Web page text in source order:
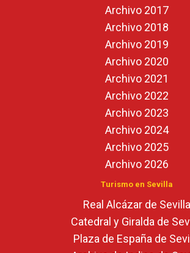
Archivo 2017
Archivo 2018
Archivo 2019
Archivo 2020
Archivo 2021
Archivo 2022
Archivo 2023
Archivo 2024
Archivo 2025
Archivo 2026
Turismo en Sevilla
Real Alcázar de Sevilla
Catedral y Giralda de
Plaza de España de